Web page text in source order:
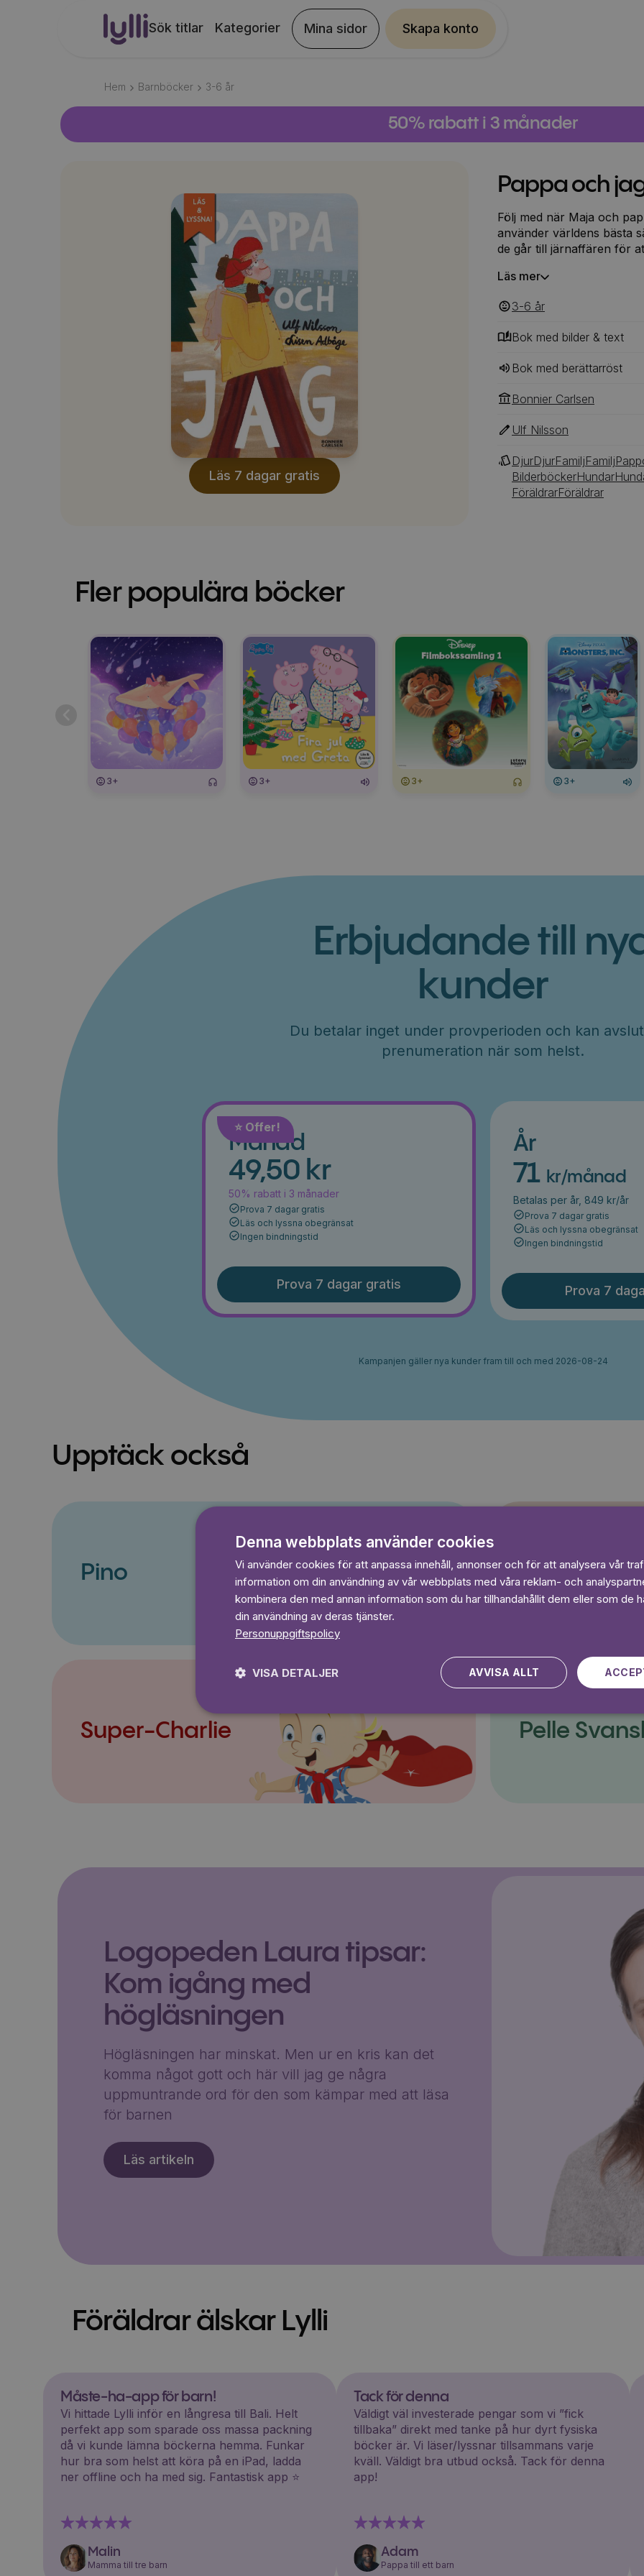
Sök titlar Kategorier Mina sidor Skapa konto
Hem Barnböcker 3-6 år
50% rabatt i 3 månader
Läs 7 dagar gratis
Pappa och
Följ med när Maja och
använder världens bästa
de går till järnaffären för
får ett lånekort med
Läs mer
3-6 ‎‎ år
Bok med bilder & text
Bok med berättarröst
Bonnier Carlsen
Ulf Nilsson
DjurDjurFamiljFamilj
BilderböckerHundar
FöräldrarFöräldrar
Fler populära böcker
3+ 3+ 3+ 3+
Erbjudande till
kunder
Du betalar inget under provperioden och kan
prenumeration när som helst.
⭐️ Offer!
Månad
49,50 kr
50% rabatt i 3 månader
Prova 7 dagar gratis
Läs och lyssna obegränsat
Ingen bindningstid
Prova 7 dagar gratis
År
71 kr/månad
Betalas per år, 849 kr/år
Prova 7 dagar gratis
Läs och lyssna obegränsat
Ingen bindningstid
Prova 7
Kampanjen gäller nya kunder fram till och med 2026-08-24
Upptäck också
Pino Sagasagor
Super-Charlie Pelle
Logopeden Laura tipsar:
Kom igång med
högläsningen
Högläsningen har minskat. Men ur en kris kan det
komma något gott och här vill jag ge några
uppmuntrande ord för den som kämpar med att läsa
för barnen
Läs artikeln
Föräldrar älskar Lylli
Måste-ha-app för barn!
Vi hittade Lylli inför en långresa till Bali. Helt
perfekt app som sparade oss massa packning
då vi kunde lämna böckerna hemma. Funkar
hur bra som helst att köra på en iPad, ladda
ner offline och ha med sig. Fantastisk app ⭐️
Malin
Mamma till tre barn
Tack för denna
Väldigt väl investerade pengar som vi ”fick
tillbaka” direkt med tanke på hur dyrt fysiska
böcker är. Vi läser/lyssnar tillsammans varje
kväll. Väldigt bra utbud också. Tack för denna
app!
Adam
Pappa till ett barn
Denna webbplats använder cookies
Vi använder cookies för att anpassa innehåll, annonser och för att analysera vår
information om din användning av vår webbplats med våra reklam- och
kombinera den med annan information som du har tillhandahållit dem eller som de
din användning av deras tjänster.
Personuppgiftspolicy
AVVISA ALLT
VISA DETALJER